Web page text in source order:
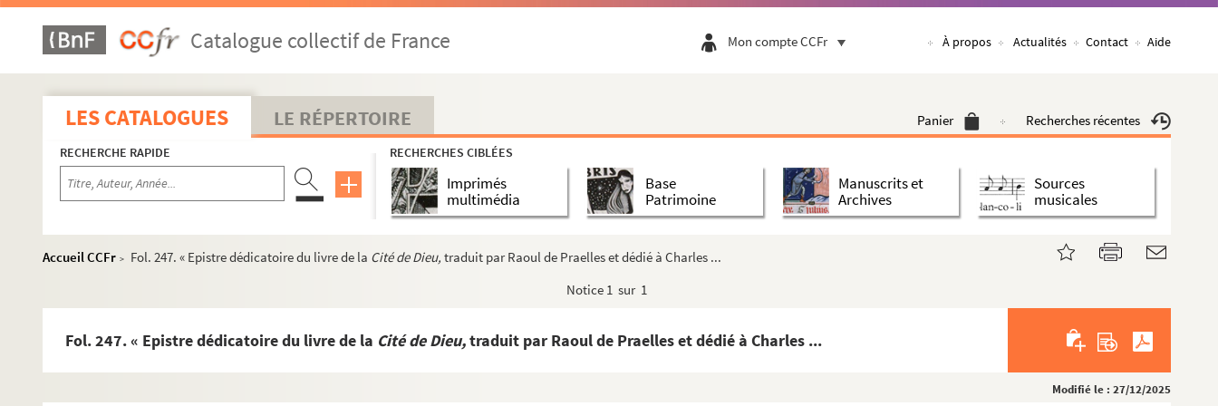
Catalogue collectif de France Mon compte CCFr À propos Actualités Contact Aide
LES CATALOGUES LE RÉPERTOIRE Panier Recherches récentes
RECHERCHE RAPIDE RECHERCHES CIBLÉES
Imprimés
multimédia
Base
Patrimoine
Manuscrits et
Archives
Sources
musicales
Accueil CCFr > Fol. 247. « Epistre dédicatoire du livre de la Cité de Dieu, traduit par Raoul de Praelles et dédié à Charles ...
Notice 1 sur 1
Fol. 247. « Epistre dédicatoire du livre de la Cité de Dieu,traduit par Raoul de Praelles et dédié à Charles ...
Modifié le : 27/12/2025
Fol. 66. « Relacion de los milagros que Dios, nuestro señor, ha obrado por una... imagen del glorioso P. S. F...
Fol. 68. « Relacion de las prevenciones... como se celebro el auto publico de la Fè..., en la ciudad de Sevil...
Fol. 70. « Relacion de la vida... que las sagradas religiones... han hecho al... Simon de Roxas... por don Ju...
Fol. 72. « Memorial de la vida del P... Simon de Roxas... [por Andres de Mendoza] » (1624)
Fol. 76. « ... Vida... del... P. Alonso de Orozco... »
Fol. 80. « A los... congregantes de la Escuela de Christo de Roma, un hermano de las Escuelas de España »
Fol. 84. Éloge funèbre de Rernard Campmans, abbé de Sainte-Marie des Dunes à Bruges
Fol. 123. Décret du grand inquisiteur d'Espagne, Antonio de Sotomayor, condamnant un livre intitulé :
Informac...